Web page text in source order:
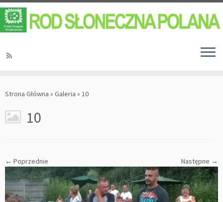
Strona Główna » Galeria » 10
10
← Poprzednie Następne →